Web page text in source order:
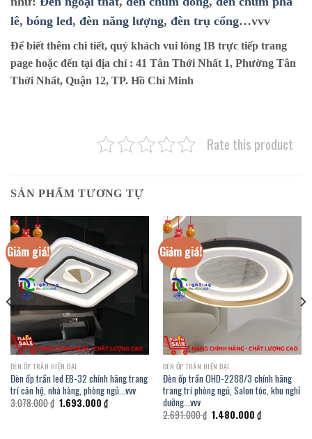
lê, bóng led, đèn năng lượng, đèn trụ cổng…vvv
Để biết thêm chi tiết, quý khách vui lòng IB trực tiếp trang
page hoặc đến tại địa chỉ : 41 Tân Thới Nhất 1, Phường Tân
Thới Nhất, Quận 12, TP. Hồ Chí Minh
Rate this product
SẢN PHẨM TƯƠNG TỰ
Giảm giá!
ĐÈN ỐP TRẦN HIỆN ĐẠI
Đèn ốp trần led EB-32 chính hãng trang
trí căn hộ, nhà hàng, phòng ngủ…vvv
3.078.000₫ Giá
gốc
1.693.000 ₫Giá
hiện
Giảm giá!
ĐÈN ỐP TRẦN HIỆN ĐẠI
Đèn ốp trần OHD-2288/3 chính hãng
trang trí phòng ngủ, Salon tóc, khu nghỉ
dưỡng…vvv
2.691.000₫ Giá
gốc
1.480.000 ₫Giá
hiện